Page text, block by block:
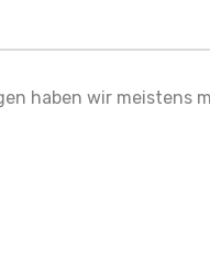
haben wir